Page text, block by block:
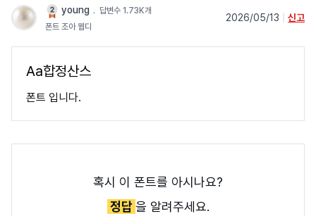
young ﹒ 답변수 1.73K개
폰트 조아 웹디
2026/05/13 신고
Aa합정산스
폰트 입니다.
혹시 이 폰트를 아시나요?
정답을 알려주세요.